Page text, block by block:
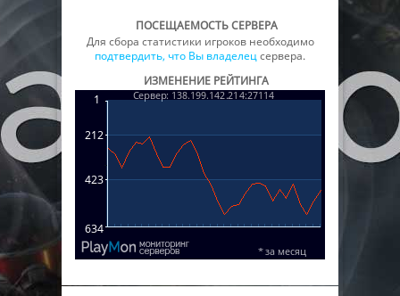
ПОСЕЩАЕМОСТЬ СЕРВЕРА
Для сбора статистики игроков необходимо
подтвердить, что Вы владелецсервера.
ИЗМЕНЕНИЕ РЕЙТИНГА